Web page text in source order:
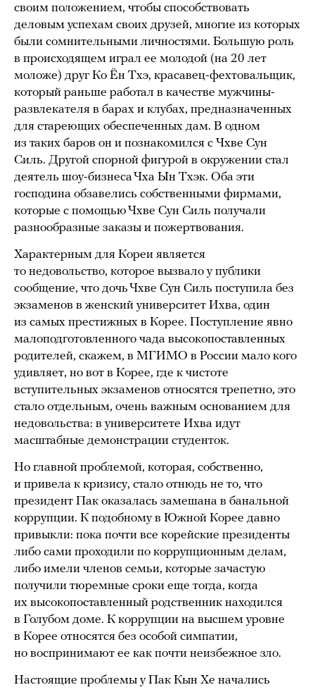
своим положением, чтобы способствовать
деловым успехам своих друзей, многие из которых
были сомнительными личностями. Большую роль
в происходящем играл ее молодой (на 20 лет
моложе) друг Ко Ён Тхэ, красавец-фехтовальщик,
который раньше работал в качестве мужчины-
развлекателя в барах и клубах, предназначенных
для стареющих обеспеченных дам. В одном
из таких баров он и познакомился с Чхве Сун
Силь. Другой спорной фигурой в окружении стал
деятель шоу-бизнеса Чха Ын Тхэк. Оба эти
господина обзавелись собственными фирмами,
которые с помощью Чхве Сун Силь получали
разнообразные заказы и пожертвования.
Характерным для Кореи является
то недовольство, которое вызвало у публики
сообщение, что дочь Чхве Сун Силь поступила без
экзаменов в женский университет Ихва, один
из самых престижных в Корее. Поступление явно
малоподготовленного чада высокопоставленных
родителей, скажем, в МГИМО в России мало кого
удивляет, но вот в Корее, где к чистоте
вступительных экзаменов относятся трепетно, это
стало отдельным, очень важным основанием для
недовольства: в университете Ихва идут
масштабные демонстрации студенток.
Но главной проблемой, которая, собственно,
и привела к кризису, стало отнюдь не то, что
президент Пак оказалась замешана в банальной
коррупции. К подобному в Южной Корее давно
привыкли: пока почти все корейские президенты
либо сами проходили по коррупционным делам,
либо имели членов семьи, которые зачастую
получили тюремные сроки еще тогда, когда
их высокопоставленный родственник находился
в Голубом доме. К коррупции на высшем уровне
в Корее относятся без особой симпатии,
но воспринимают ее как почти неизбежное зло.
Настоящие проблемы у Пак Кын Хе начались